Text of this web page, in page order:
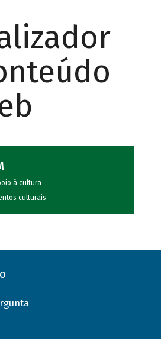
à cultura
culturais